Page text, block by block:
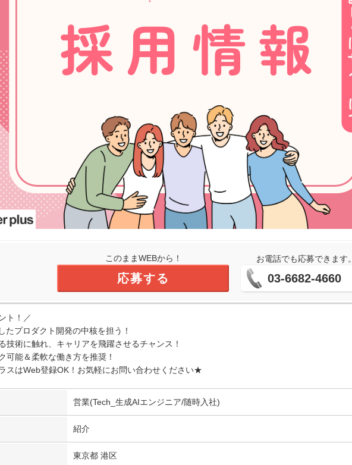
このままWEBから！
応募する
お電話でも応募できます
03-6682-4660
ト！／
たプロダクト開発の中核を担う！
技術に触れ、キャリアを飛躍させるチャンス！
可能＆柔軟な働き方を推奨！
スはWeb登録OK！お気軽にお問い合わせください★
営業(Tech_生成AIエンジニア/随時入社)
紹介
東京都 港区